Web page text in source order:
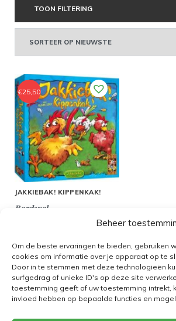
Beheer
Om de beste ervaringen te bieden, gebruiken
cookies om informatie over je apparaat op te
Door in te stemmen met deze technologieën
surfgedrag of unieke ID's op deze site
toestemming geeft of uw toestemming intrekt,
invloed hebben op bepaalde functies en
TOON FILTERING
JAKKIEBAK! KIPPENKAK!
Bordspel
€25,50
Algemene voorwaarden
Verzending